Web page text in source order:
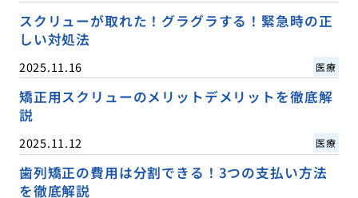
スクリューが取れた！グラグラする！緊急時の正
しい対処法
2025.11.16 医療
矯正用スクリューのメリットデメリットを徹底解
説
2025.11.12 医療
歯列矯正の費用は分割できる！3つの支払い方法
を徹底解説